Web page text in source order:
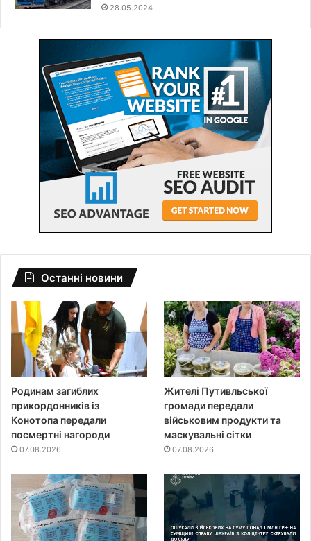
28.05.2024
Останні новини
Родинам загиблих
прикордонників із
Конотопа передали
посмертні нагороди
07.08.2026
Жителі Путивльської
громади передали
військовим продукти та
маскувальні сітки
07.08.2026